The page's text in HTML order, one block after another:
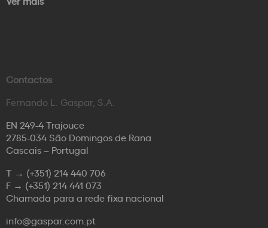
Contactos
Fernando L. Gaspar, S.A.
EN 249-4 Trajouce
2785-034 São Domingos de Rana
Cascais – Portugal
T → (+351) 214 440 706
F → (+351) 214 441 073
Chamada para a rede fixa nacional
info@gaspar.com.pt